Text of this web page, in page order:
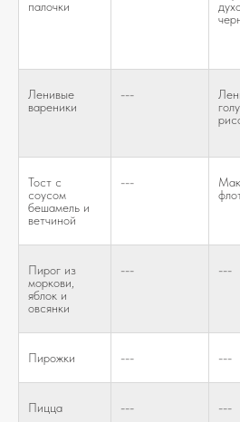
палочки
Ленивые
вареники
---
Тост с
соусом
бешамель и
ветчиной
---
Пирог из
моркови,
яблок и
овсянки
--- ---
Пирожки --- ---
Пицца --- ---